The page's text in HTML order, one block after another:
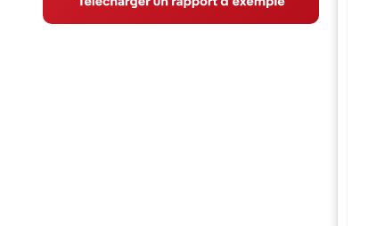
Tendances et perspectives